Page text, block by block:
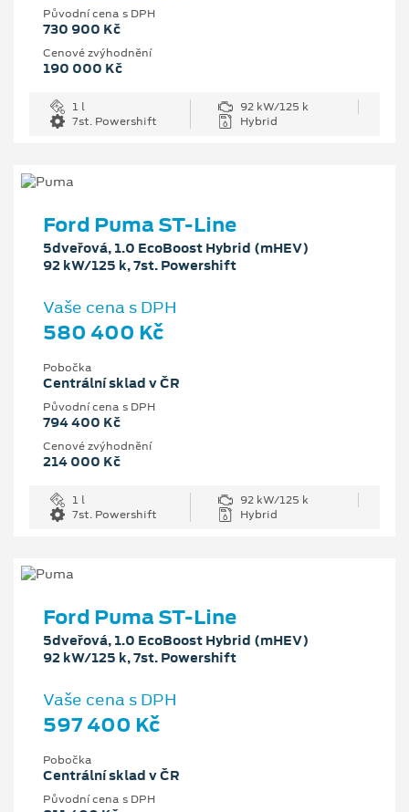
Původní cena s DPH
730 900 Kč
Cenové zvýhodnění
190 000 Kč
1 l
92 kW/125 k
7st. Powershift
Hybrid
Ford Puma ST-Line
5dveřová, 1.0 EcoBoost Hybrid (mHEV)
92 kW/125 k, 7st. Powershift
Vaše cena s DPH
580 400 Kč
Pobočka
Centrální sklad v ČR
Původní cena s DPH
794 400 Kč
Cenové zvýhodnění
214 000 Kč
1 l
92 kW/125 k
7st. Powershift
Hybrid
Ford Puma ST-Line
5dveřová, 1.0 EcoBoost Hybrid (mHEV)
92 kW/125 k, 7st. Powershift
Vaše cena s DPH
597 400 Kč
Pobočka
Centrální sklad v ČR
Původní cena s DPH